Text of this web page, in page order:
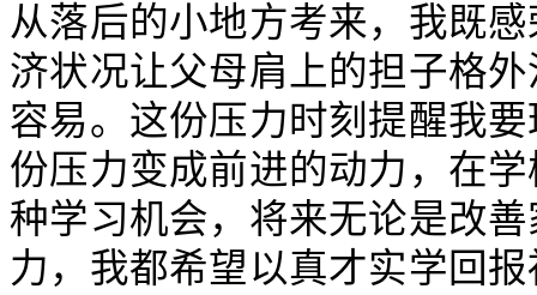
从落后的小地方考来，我既
济状况让父母肩上的担子格
容易。这份压力时刻提醒我
份压力变成前进的动力，在
种学习机会，将来无论是改
力，我都希望以真才实学回